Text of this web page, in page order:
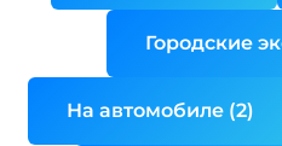
Городские
На автомобиле (2)